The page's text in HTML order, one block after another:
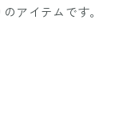
アイテムです。